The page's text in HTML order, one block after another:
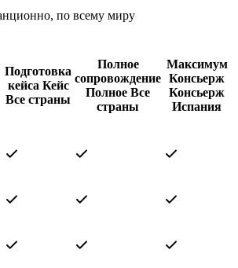
по всему миру
Подготовка
кейса Кейс
Все страны
Полное
сопровождение
Полное Все
страны
Максимум
Консьерж
Консьерж
Испания